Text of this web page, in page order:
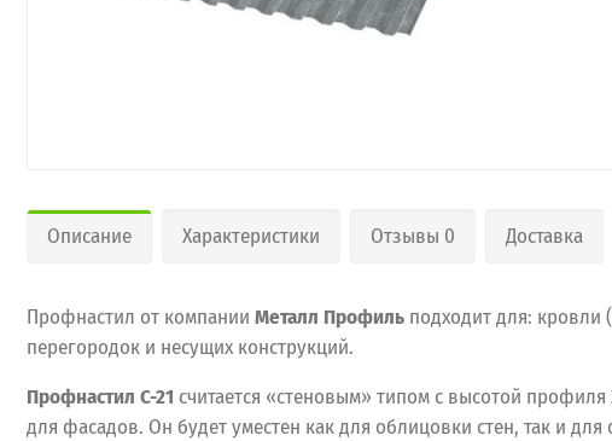
Описание Характеристики Отзывы 0 Доставка
Профнастил от компании Металл Профиль подходит для:
перегородок и несущих конструкций.
Профнастил С-21 считается «стеновым» типом с высотой
для фасадов. Он будет уместен как для облицовки стен, так и